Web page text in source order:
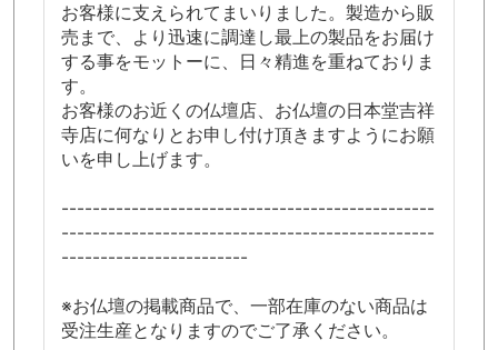
お客様に支えられてまいりました。製造から販
売まで、より迅速に調達し最上の製品をお届け
する事をモットーに、日々精進を重ねておりま
す。
お客様のお近くの仏壇店、お仏壇の日本堂吉祥
寺店に何なりとお申し付け頂きますようにお願
いを申し上げます。
------------------------------------------------
------------------------------------------------
------------------------
※お仏壇の掲載商品で、一部在庫のない商品は
受注生産となりますのでご了承ください。